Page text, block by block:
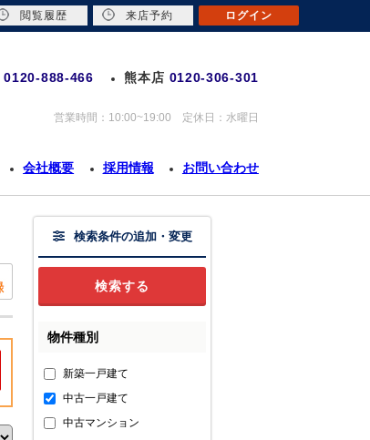
0120-888-466 熊本店 0120-306-301
営業時間：10:00~19:00 定休日：水曜日
会社概要 採用情報 お問い合わせ
検索条件の追加・変更
物件種別
新築一戸建て
中古一戸建て
中古マンション
閲覧履歴 来店予約 ログイン